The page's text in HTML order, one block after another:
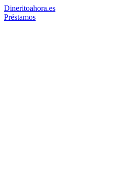
Dineritoahora.es
Préstamos